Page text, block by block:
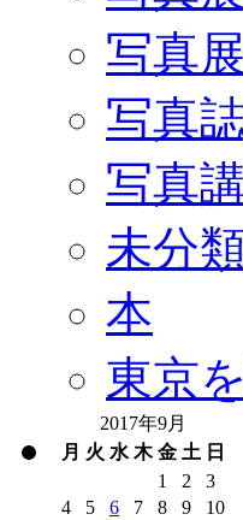
写真
写真
写真
未分
本
東京
2017年9月
月 火 水 木 金 土 日
1
2
3
4
5 6 7 8 9
10